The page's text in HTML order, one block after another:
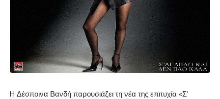
H Δέσποινα Βανδή παρουσιάζει τη νέα της επιτυχία «Σ’